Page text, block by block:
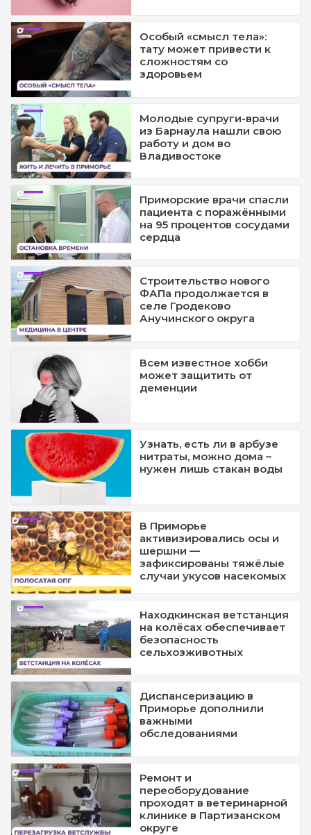
Особый «смысл тела»:
тату может привести к
сложностям со
здоровьем
Молодые супруги-врачи
из Барнаула нашли свою
работу и дом во
Владивостоке
Приморские врачи спасли
пациента с поражёнными
на 95 процентов сосудами
сердца
Строительство нового
ФАПа продолжается в
селе Гродеково
Анучинского округа
Всем известное хобби
может защитить от
деменции
Узнать, есть ли в арбузе
нитраты, можно дома –
нужен лишь стакан воды
В Приморье
активизировались осы и
шершни —
зафиксированы тяжёлые
случаи укусов насекомых
Находкинская ветстанция
на колёсах обеспечивает
безопасность
сельхозживотных
Диспансеризацию в
Приморье дополнили
важными
обследованиями
Ремонт и
переоборудование
проходят в ветеринарной
клинике в Партизанском
округе